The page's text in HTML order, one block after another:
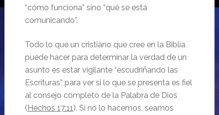
“cómo funciona” sino “qué se está
comunicando”.
Todo lo que un cristiano que cree en la Biblia
puede hacer para determinar la verdad de un
asunto es estar vigilante “escudriñando las
Escrituras” para ver si lo que se presenta es fiel
al consejo completo de la Palabra de Dios
(Hechos 17:11 ). Si no lo hacemos, seamos